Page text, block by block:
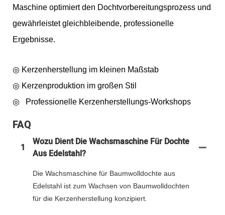
Maschine optimiert den Dochtvorbereitungsprozess und
gewährleistet gleichbleibende, professionelle
Ergebnisse.
◎ Kerzenherstellung im kleinen Maßstab
◎ Kerzenproduktion im großen Stil
◎
Professionelle Kerzenherstellungs-Workshops
FAQ
1
Wozu Dient Die Wachsmaschine Für Dochte
Aus Edelstahl?
Die Wachsmaschine für Baumwolldochte aus
Edelstahl ist zum Wachsen von Baumwolldochten
für die Kerzenherstellung konzipiert.